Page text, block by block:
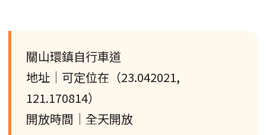
關山環鎮自行車道
地址｜可定位在（23.042021,
121.170814）
開放時間｜全天開放